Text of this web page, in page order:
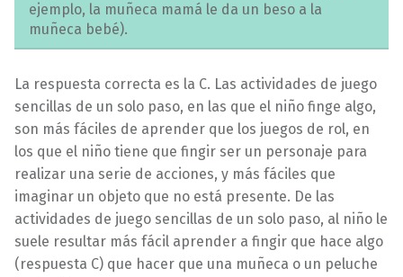
ejemplo, la muñeca mamá le da un beso a la
muñeca bebé).
La respuesta correcta es la C. Las actividades de juego
sencillas de un solo paso, en las que el niño finge algo,
son más fáciles de aprender que los juegos de rol, en
los que el niño tiene que fingir ser un personaje para
realizar una serie de acciones, y más fáciles que
imaginar un objeto que no está presente. De las
actividades de juego sencillas de un solo paso, al niño le
suele resultar más fácil aprender a fingir que hace algo
(respuesta C) que hacer que una muñeca o un peluche